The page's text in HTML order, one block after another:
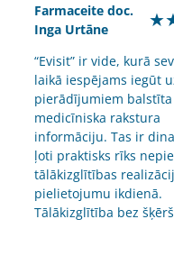
Farmaceite doc.
Inga Urtāne
“Evisit” ir vide, kurā
laikā iespējams iegūt
pierādījumiem balstīta
medicīniska rakstura
informāciju. Tas ir
ļoti praktisks rīks
tālākizglītības
pielietojumu ikdienā.
Tālākizglītība bez